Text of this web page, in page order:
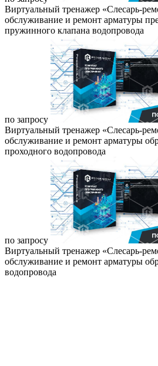
Виртуальный тренажер «Слесарь-
обслуживание и ремонт арматуры
пружинного клапана водопровода
по запросу
Виртуальный тренажер «Слесарь-
обслуживание и ремонт арматуры
проходного водопровода
по запросу
Виртуальный тренажер «Слесарь-
обслуживание и ремонт арматуры
водопровода